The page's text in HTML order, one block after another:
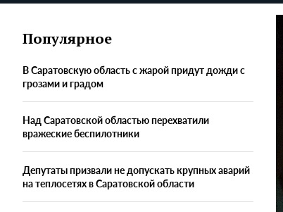
Популярное
В Саратовскую область с жарой придут дожди с
грозами и градом
Над Саратовской областью перехватили
вражеские беспилотники
Депутаты призвали не допускать крупных аварий
на теплосетях в Саратовской области